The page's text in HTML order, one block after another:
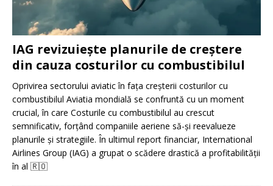
IAG revizuiește planurile de creștere
din cauza costurilor cu combustibilul
Oprivirea sectorului aviatic în fața creșterii costurilor cu
combustibilul Aviatia mondială se confruntă cu un moment
crucial, în care Costurile cu combustibilul au crescut
semnificativ, forțând companiile aeriene să-și reevalueze
planurile și strategiile. În ultimul report financiar, International
Airlines Group (IAG) a grupat o scădere drastică a profitabilității
în al 🇷🇴